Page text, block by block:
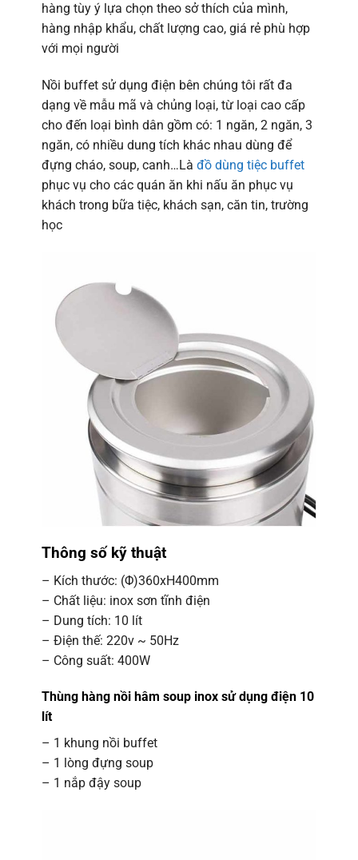
hàng tùy ý lựa chọn theo sở thích của mình,
hàng nhập khẩu, chất lượng cao, giá rẻ phù hợp
với mọi người
Nồi buffet sử dụng điện bên chúng tôi rất đa
dạng về mẫu mã và chủng loại, từ loại cao cấp
cho đến loại bình dân gồm có: 1 ngăn, 2 ngăn, 3
ngăn, có nhiều dung tích khác nhau dùng để
đựng cháo, soup, canh…Là đồ dùng tiệc buffet
phục vụ cho các quán ăn khi nấu ăn phục vụ
khách trong bữa tiệc, khách sạn, căn tin, trường
học
Thông số kỹ thuật
– Kích thước: (Φ)360xH400mm
– Chất liệu: inox sơn tĩnh điện
– Dung tích: 10 lít
– Điện thế: 220v ~ 50Hz
– Công suất: 400W
Thùng hàng nồi hâm soup inox sử dụng điện 10
lít
– 1 khung nồi buffet
– 1 lòng đựng soup
– 1 nắp đậy soup